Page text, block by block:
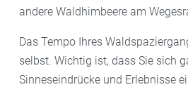
andere Waldhimbeere am
Das Tempo Ihres
selbst. Wichtig ist, dass Sie sich
Sinneseindrücke und Erlebnisse